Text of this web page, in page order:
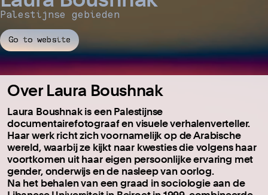
Palestijnse gebieden
Go to website
Over Laura Boushnak
Laura Boushnak is een Palestijnse
documentairefotograaf en visuele verhalenverteller.
Haar werk richt zich voornamelijk op de Arabische
wereld, waarbij ze kijkt naar kwesties die volgens haar
voortkomen uit haar eigen persoonlijke ervaring met
gender, onderwijs en de nasleep van oorlog.
Na het behalen van een graad in sociologie aan de